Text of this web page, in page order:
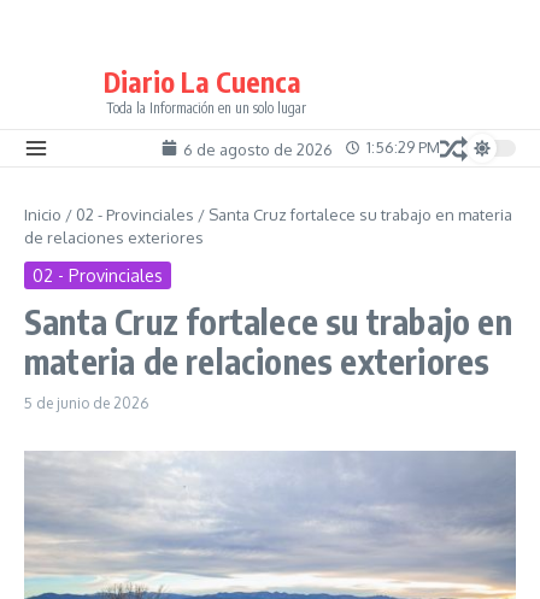
Diario La Cuenca
Toda la Información en un solo lugar
6 de agosto de 2026 1:56:30 PM
Inicio / 02 - Provinciales / Santa Cruz fortalece su trabajo en materia
de relaciones exteriores
02 - Provinciales
Santa Cruz fortalece su trabajo en
materia de relaciones exteriores
5 de junio de 2026